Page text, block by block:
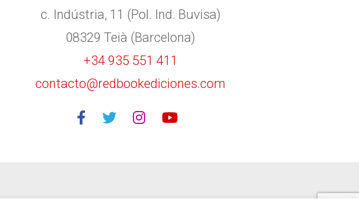
c. Indústria, 11 (Pol. Ind. Buvisa)
08329 Teià (Barcelona)
+34 935 551 411
contacto@redbookediciones.com